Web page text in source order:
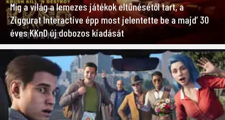
Míg a világ a lemezes játékok eltűnésétől tart, a
Ziggurat Interactive épp most jelentette be a majd’ 30
éves KKnD új dobozos kiadását